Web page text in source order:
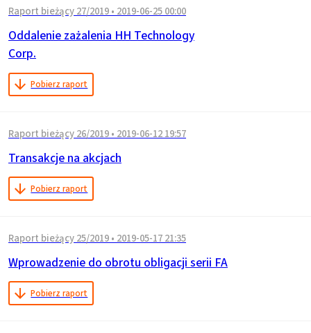
Raport bieżący 27/2019 • 2019-06-25 00:00
Oddalenie zażalenia HH Technology
Corp.
Pobierz raport
Raport bieżący 26/2019 • 2019-06-12 19:57
Transakcje na akcjach
Pobierz raport
Raport bieżący 25/2019 • 2019-05-17 21:35
Wprowadzenie do obrotu obligacji serii FA
Pobierz raport